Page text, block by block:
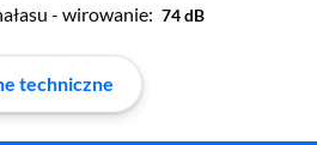
- wirowanie: 74 dB
techniczne